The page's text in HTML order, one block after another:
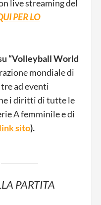
live streaming del
PER LO
“Volleyball World
mondiale di
ad eventi
i diritti di tutte le
A femminile e di
sito).
PARTITA